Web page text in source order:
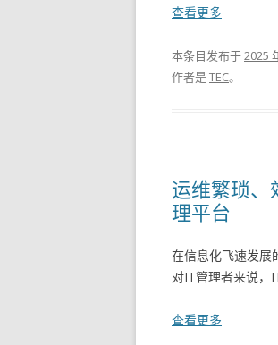
查看更多
本条目发布于2025
作者是TEC。
运维繁琐
理平台
在信息化飞速发展
对IT管理者来说，
查看更多